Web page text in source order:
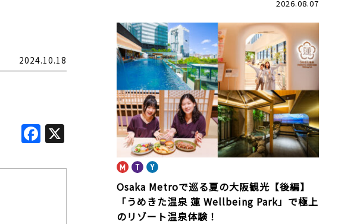
2024.10.18
Facebook
2026.08.07
Osaka Metroで巡る夏の大阪観光【後編】
「うめきた温泉 蓮 Wellbeing Park」で極上
のリゾート温泉体験！